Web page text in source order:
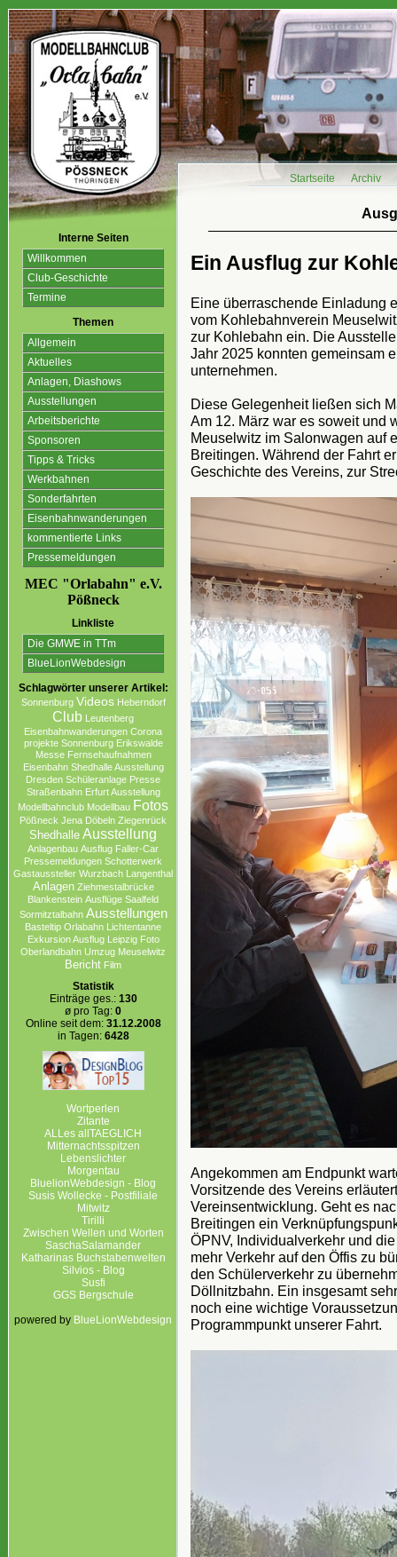
Startseite Archiv
Interne Seiten
Willkommen
Club-Geschichte
Termine
Themen
Allgemein
Aktuelles
Anlagen, Diashows
Ausstellungen
Arbeitsberichte
Sponsoren
Tipps & Tricks
Werkbahnen
Sonderfahrten
Eisenbahnwanderungen
kommentierte Links
Pressemeldungen
MEC "Orlabahn" e.V.
Pößneck
Linkliste
Die GMWE in TTm
BlueLionWebdesign
Schlagwörter unserer Artikel:
Sonnenburg Videos Heberndorf
Club Leutenberg
Eisenbahnwanderungen Corona
projekte Sonnenburg Erikswalde
Messe Fernsehaufnahmen
Eisenbahn Shedhalle Ausstellung
Dresden Schüleranlage Presse
Straßenbahn Erfurt Ausstellung
Modellbahnclub Modellbau Fotos
Pößneck Jena Döbeln Ziegenrück
Shedhalle Ausstellung
Anlagenbau Ausflug Faller-Car
Pressemeldungen Schotterwerk
Gastaussteller Wurzbach Langenthal
Anlagen Ziehmestalbrücke
Blankenstein Ausflüge Saalfeld
Sormitztalbahn Ausstellungen
Basteltip Orlabahn Lichtentanne
Exkursion Ausflug Leipzig Foto
Oberlandbahn Umzug Meuselwitz
Bericht Film
Statistik
Einträge ges.: 130
ø pro Tag: 0
Online seit dem: 31.12.2008
in Tagen: 6428
Wortperlen
Zitante
ALLes allTAEGLICH
Mitternachtsspitzen
Lebenslichter
Morgentau
BluelionWebdesign - Blog
Susis Wollecke - Postfiliale
Mitwitz
Tirilli
Zwischen Wellen und Worten
SaschaSalamander
Katharinas Buchstabenwelten
Silvios - Blog
Susfi
GGS Bergschule
powered by BlueLionWebdesign
Ein Ausflug zur
Eine überraschende Einladung
vom Kohlebahnverein
zur Kohlebahn ein. Die
Jahr 2025 konnten gemeinsam
unternehmen.
Diese Gelegenheit ließen sich
Am 12. März war es soweit und
Meuselwitz im Salonwagen auf
Breitingen. Während der Fahrt
Geschichte des Vereins, zur
Angekommen am Endpunkt
Vorsitzende des Vereins
Vereinsentwicklung. Geht es
Breitingen ein
ÖPNV, Individualverkehr und
mehr Verkehr auf den Öffis zu
den Schülerverkehr zu
Döllnitzbahn. Ein insgesamt
noch eine wichtige
Programmpunkt unserer Fahrt.